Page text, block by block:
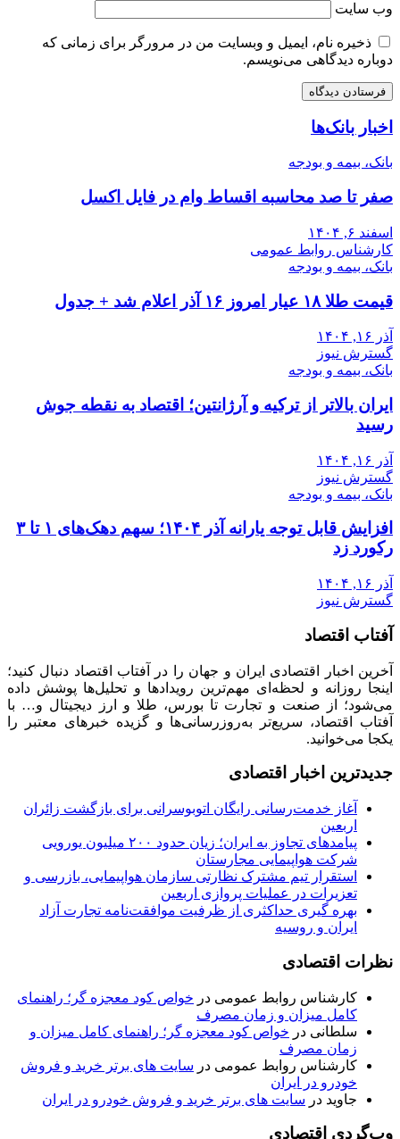
وب‌ سایت
ذخیره نام، ایمیل و وبسایت من در مرورگر برای زمانی که
دوباره دیدگاهی می‌نویسم.
اخبار بانک‌ها
بانک، بیمه و بودجه
صفر تا صد محاسبه اقساط وام در فایل اکسل
اسفند ۶, ۱۴۰۴
کارشناس روابط عمومی
بانک، بیمه و بودجه
قیمت طلا ۱۸ عیار امروز ۱۶ آذر اعلام شد + جدول
آذر ۱۶, ۱۴۰۴
گسترش نیوز
بانک، بیمه و بودجه
ایران بالاتر از ترکیه و آرژانتین؛ اقتصاد به نقطه جوش
رسید
آذر ۱۶, ۱۴۰۴
گسترش نیوز
بانک، بیمه و بودجه
افزایش قابل توجه یارانه آذر ۱۴۰۴؛ سهم دهک‌های ۱ تا ۳
رکورد زد
آذر ۱۶, ۱۴۰۴
گسترش نیوز
آفتاب اقتصاد
آخرین اخبار اقتصادی ایران و جهان را در آفتاب اقتصاد دنبال کنید؛
اینجا روزانه و لحظه‌ای مهم‌ترین رویدادها و تحلیل‌ها پوشش داده
می‌شود؛ از صنعت و تجارت تا بورس، طلا و ارز دیجیتال و… با
آفتاب اقتصاد، سریع‌تر به‌روزرسانی‌ها و گزیده خبرهای معتبر را
یکجا می‌خوانید.
جدیدترین اخبار اقتصادی
آغاز خدمت‌رسانی رایگان اتوبوسرانی برای بازگشت زائران
اربعین
پیامدهای تجاوز به ایران؛ زیان حدود ۲۰۰ میلیون یورویی
شرکت هواپیمایی مجارستان
استقرار تیم مشترک نظارتی سازمان هواپیمایی، بازرسی و
تعزیرات در عملیات پروازی اربعین
بهره گیری حداکثری از ظرفیت موافقت‌نامه تجارت آزاد
ایران و روسیه
نظرات اقتصادی
کارشناس روابط عمومی در خواص کود معجزه گر؛ راهنمای
کامل میزان و زمان مصرف
سلطانی در خواص کود معجزه گر؛ راهنمای کامل میزان و
زمان مصرف
کارشناس روابط عمومی در سایت های برتر خرید و فروش
خودرو در ایران
جاوید در سایت های برتر خرید و فروش خودرو در ایران
وب‌گردی اقتصادی